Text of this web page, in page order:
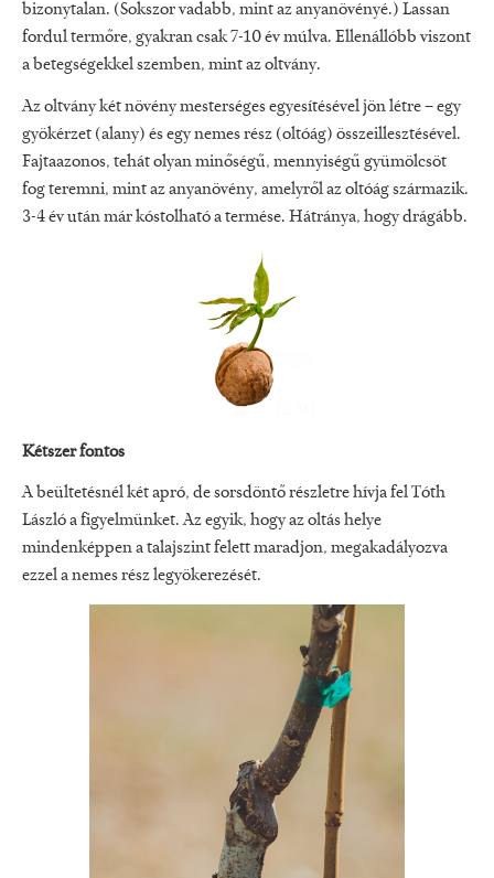
bizonytalan. (Sokszor vadabb, mint az anyanövényé.) Lassan
fordul termőre, gyakran csak 7-10 év múlva. Ellenállóbb viszont
a betegségekkel szemben, mint az oltvány.
Az oltvány két növény mesterséges egyesítésével jön létre – egy
gyökérzet (alany) és egy nemes rész (oltóág) összeillesztésével.
Fajtaazonos, tehát olyan minőségű, mennyiségű gyümölcsöt
fog teremni, mint az anyanövény, amelyről az oltóág származik.
3-4 év után már kóstolható a termése. Hátránya, hogy drágább.
Kétszer fontos
A beültetésnél két apró, de sorsdöntő részletre hívja fel Tóth
László a figyelmünket. Az egyik, hogy az oltás helye
mindenképpen a talajszint felett maradjon, megakadályozva
ezzel a nemes rész legyökerezését.